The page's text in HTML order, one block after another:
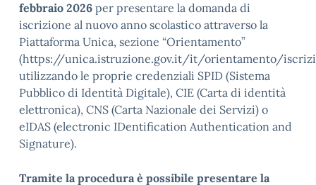
febbraio 2026 per presentare la domanda di
iscrizione al nuovo anno scolastico attraverso la
Piattaforma Unica, sezione “Orientamento”
(https://unica.istruzione.gov.it/it/orientamento/
utilizzando le proprie credenziali SPID (Sistema
Pubblico di Identità Digitale), CIE (Carta di identità
elettronica), CNS (Carta Nazionale dei Servizi) o
eIDAS (electronic IDentification Authentication and
Signature).
Tramite la procedura è possibile presentare la